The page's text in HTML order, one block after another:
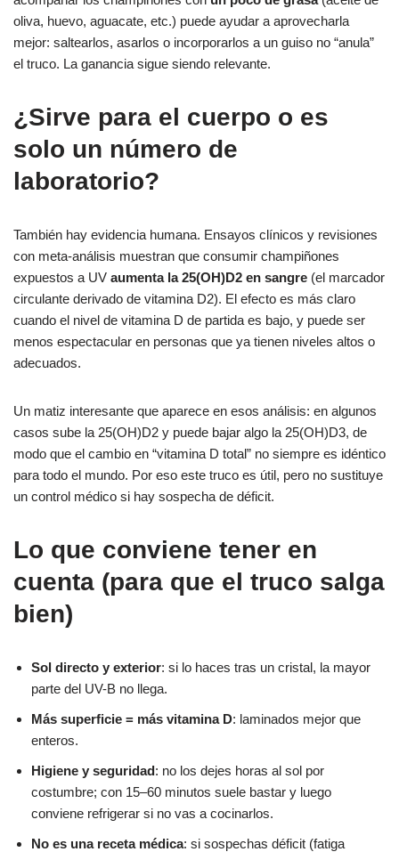
oliva, huevo, aguacate, etc.) puede ayudar a aprovecharla
mejor: saltearlos, asarlos o incorporarlos a un guiso no “anula”
el truco. La ganancia sigue siendo relevante.
¿Sirve para el cuerpo o es
solo un número de
laboratorio?
También hay evidencia humana. Ensayos clínicos y revisiones
con meta-análisis muestran que consumir champiñones
expuestos a UV aumenta la 25(OH)D2 en sangre (el marcador
circulante derivado de vitamina D2). El efecto es más claro
cuando el nivel de vitamina D de partida es bajo, y puede ser
menos espectacular en personas que ya tienen niveles altos o
adecuados.
Un matiz interesante que aparece en esos análisis: en algunos
casos sube la 25(OH)D2 y puede bajar algo la 25(OH)D3, de
modo que el cambio en “vitamina D total” no siempre es idéntico
para todo el mundo. Por eso este truco es útil, pero no sustituye
un control médico si hay sospecha de déficit.
Lo que conviene tener en
cuenta (para que el truco salga
bien)
Sol directo y exterior: si lo haces tras un cristal, la mayor
parte del UV-B no llega.
Más superficie = más vitamina D: laminados mejor que
enteros.
Higiene y seguridad: no los dejes horas al sol por
costumbre; con 15–60 minutos suele bastar y luego
conviene refrigerar si no vas a cocinarlos.
No es una receta médica: si sospechas déficit (fatiga